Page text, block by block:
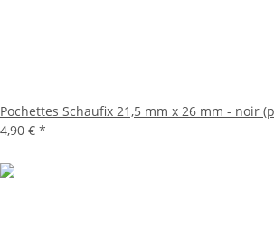
Pochettes Schaufix 21,5 mm x 26 mm - noir
4,90 € *